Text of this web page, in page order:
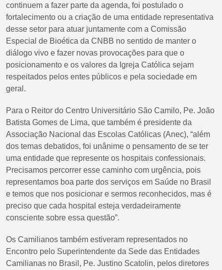
continuem a fazer parte da agenda, foi postulado o
fortalecimento ou a criação de uma entidade representativa
desse setor para atuar juntamente com a Comissão
Especial de Bioética da CNBB no sentido de manter o
diálogo vivo e fazer novas provocações para que o
posicionamento e os valores da Igreja Católica sejam
respeitados pelos entes públicos e pela sociedade em
geral.
Para o Reitor do Centro Universitário São Camilo, Pe. João
Batista Gomes de Lima, que também é presidente da
Associação Nacional das Escolas Católicas (Anec), “além
dos temas debatidos, foi unânime o pensamento de se ter
uma entidade que represente os hospitais confessionais.
Precisamos percorrer esse caminho com urgência, pois
representamos boa parte dos serviços em Saúde no Brasil
e temos que nos posicionar e sermos reconhecidos, mas é
preciso que cada hospital esteja verdadeiramente
consciente sobre essa questão”.
Os Camilianos também estiveram representados no
Encontro pelo Superintendente da Sede das Entidades
Camilianas no Brasil, Pe. Justino Scatolin, pelos diretores